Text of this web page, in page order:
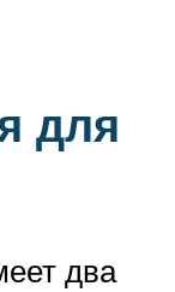
для
два